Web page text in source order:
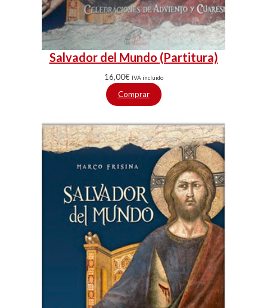
Salvador del Mundo (Partitura)
16,00€ IVA incluido
Comprar